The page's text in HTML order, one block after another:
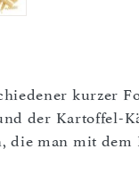
kurzer
der Kartoffel-
die man mit dem